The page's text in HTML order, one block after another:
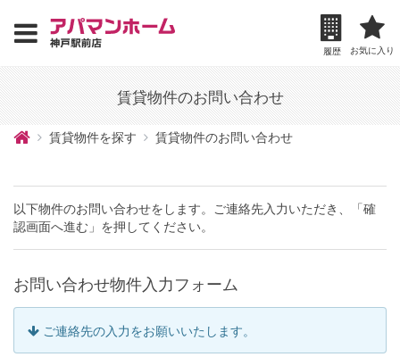
お気に入り
履歴
賃貸物件のお問い合わせ
賃貸物件を探す 賃貸物件のお問い合わせ
以下物件のお問い合わせをします。ご連絡先入力いただき、「確
認画面へ進む」を押してください。
お問い合わせ物件入力フォーム
ご連絡先の入力をお願いいたします。